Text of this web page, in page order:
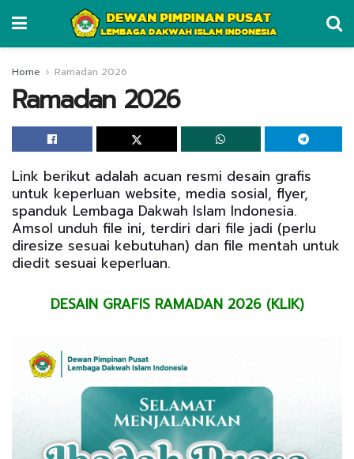
Home Ramadan 2026
Ramadan 2026
Link berikut adalah acuan resmi desain grafis
untuk keperluan website, media sosial, flyer,
spanduk Lembaga Dakwah Islam Indonesia.
Amsol unduh file ini, terdiri dari file jadi (perlu
diresize sesuai kebutuhan) dan file mentah untuk
diedit sesuai keperluan.
DESAIN GRAFIS RAMADAN 2026 (KLIK)